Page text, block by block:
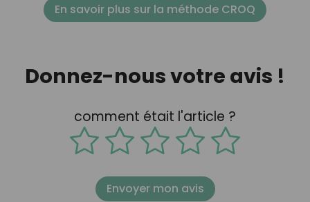
En savoir plus sur la méthode CROQ
Donnez-nous votre avis !
comment était l'article ?
Envoyer mon avis